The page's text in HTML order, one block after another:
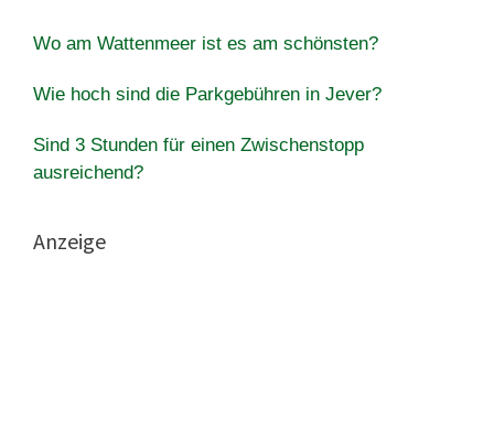
Wo am Wattenmeer ist es am schönsten?
Wie hoch sind die Parkgebühren in Jever?
Sind 3 Stunden für einen Zwischenstopp
ausreichend?
Anzeige